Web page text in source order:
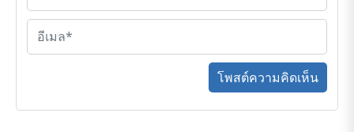
โพสต์ความคิดเห็น